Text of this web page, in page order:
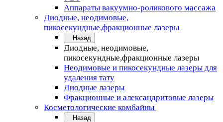
Аппараты вакуумно-роликового массажа
Диодные, неодимовые,
пикосекундные,фракционные лазеры
Назад
Диодные, неодимовые,
пикосекундные,фракционные лазеры
Неодимовые и пикосекундные лазеры для
удаления тату
Диодные лазеры
Фракционные и александритовые лазеры
Косметологические комбайны
Назад